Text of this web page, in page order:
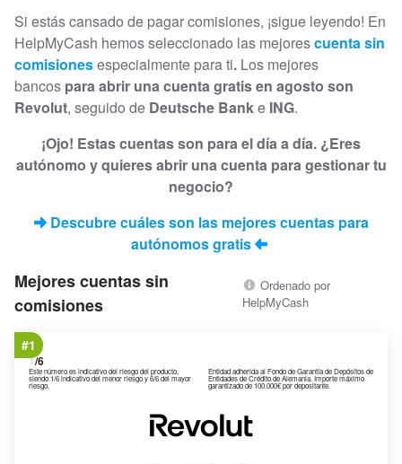
Si estás cansado de pagar comisiones, ¡sigue leyendo! En
HelpMyCash hemos seleccionado las mejorescuenta sin
comisionesespecialmente para ti. Los mejores
bancos para abrir una cuenta gratis en agosto son
Revolut, seguido de Deutsche Banke ING.
¡Ojo! Estas cuentas son para el día a día. ¿Eres
autónomo y quieres abrir una cuenta para gestionar tu
negocio?
Descubre cuáles son las mejores cuentas para
autónomos gratis
Mejores cuentas sin
comisiones
Ordenado por
HelpMyCash
1/6
Este número es indicativo del riesgo del producto,
siendo 1/6 indicativo del menor riesgo y 6/6 del mayor
riesgo.
Entidad adherida al Fondo de Garantía de Depósitos de
Entidades de Crédito de Alemania. Importe máximo
garantizado de 100.000€ por depositante.
#1